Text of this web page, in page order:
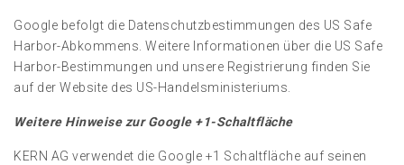
Google befolgt die Datenschutzbestimmungen des US Safe
Harbor-Abkommens. Weitere Informationen über die US Safe
Harbor-Bestimmungen und unsere Registrierung finden Sie
auf der Website des US-Handelsministeriums.
Weitere Hinweise zur Google +1-Schaltfläche
KERN AG verwendet die Google +1 Schaltfläche auf seinen